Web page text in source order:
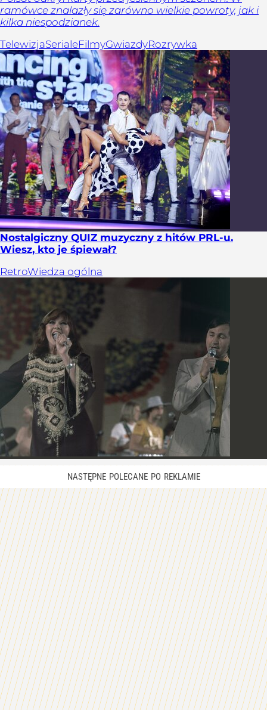
ramówce znalazły się zarówno wielkie powroty, jak i
kilka niespodzianek.
TelewizjaSerialeFilmyGwiazdyRozrywka
Nostalgiczny QUIZ muzyczny z hitów PRL-u.
Wiesz, kto je śpiewał?
RetroWiedza ogólna